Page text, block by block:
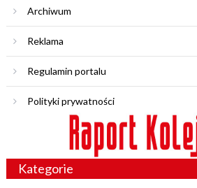
Archiwum
Reklama
Regulamin portalu
Polityki prywatności
Kategorie